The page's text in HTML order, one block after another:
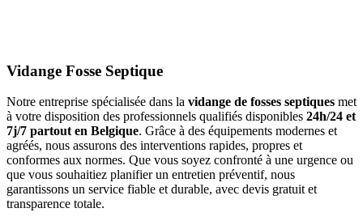
Vidange Fosse Septique
Notre entreprise spécialisée dans la vidange de fosses septiques met
à votre disposition des professionnels qualifiés disponibles 24h/24 et
7j/7 partout en Belgique. Grâce à des équipements modernes et
agréés, nous assurons des interventions rapides, propres et
conformes aux normes. Que vous soyez confronté à une urgence ou
que vous souhaitiez planifier un entretien préventif, nous
garantissons un service fiable et durable, avec devis gratuit et
transparence totale.